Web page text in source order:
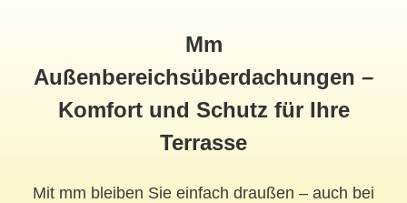
Mm
Außenbereichsüberdachungen –
Komfort und Schutz für Ihre
Terrasse
Mit mm bleiben Sie einfach draußen – auch bei